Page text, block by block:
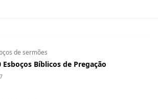
de sermões
Esboços Bíblicos de Pregação